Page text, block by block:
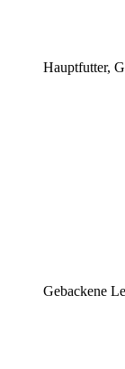
Hauptfutter,
Gebackene